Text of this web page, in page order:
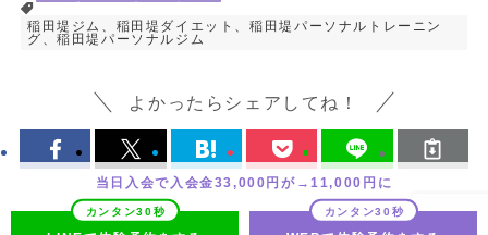
稲田堤ジム、稲田堤ダイエット、稲田堤パーソナルトレーニン
グ、稲田堤パーソナルジム
よかったらシェアしてね！
当日入会で入会金33,000円が→11,000円に